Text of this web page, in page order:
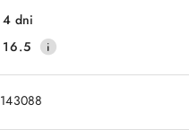
4 dni
16.5
143088